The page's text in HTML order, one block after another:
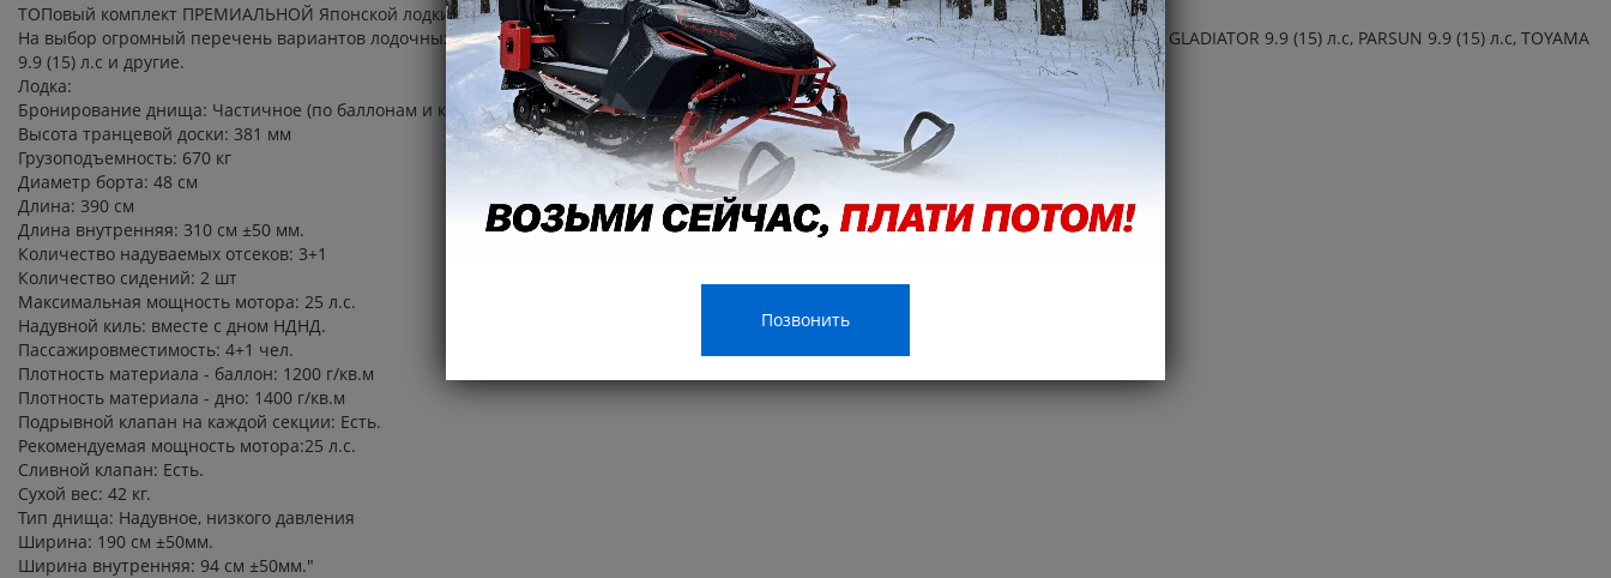
ТОПовый комплект ПРЕМИАЛЬНОЙ Японской лодки MISHIMO LITE 390 с качественным лодочным мотором (на выбор клиента).
На выбор огромный перечень вариантов лодочных моторов: Лодочный мотор HIDEA 9.9 (15) л.с, MARLIN 9.9 (15) л.с, SEANOVO 9.9 (15) л.с, GLADIATOR 9.9 (15) л.с, PARSUN 9.9 (15) л.с, TOYAMA
9.9 (15) л.с и другие.
Лодка:
Бронирование днища: Частичное (по баллонам и килю)
Высота транцевой доски: 381 мм
Грузоподъемность: 670 кг
Диаметр борта: 48 см
Длина: 390 см
Длина внутренняя: 310 см ±50 мм.
Количество надуваемых отсеков: 3+1
Количество сидений: 2 шт
Максимальная мощность мотора: 25 л.с.
Надувной киль: вместе с дном НДНД.
Пассажировместимость: 4+1 чел.
Плотность материала - баллон: 1200 г/кв.м
Плотность материала - дно: 1400 г/кв.м
Подрывной клапан на каждой секции: Есть.
Рекомендуемая мощность мотора:25 л.с.
Сливной клапан: Есть.
Сухой вес: 42 кг.
Тип днища: Надувное, низкого давления
Ширина: 190 см ±50мм.
Ширина внутренняя: 94 см ±50мм."
Позвонить